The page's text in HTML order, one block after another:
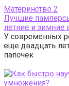
Материнство 2
Лучшие
летние и зимние
У современных
еще двадцать
папочек